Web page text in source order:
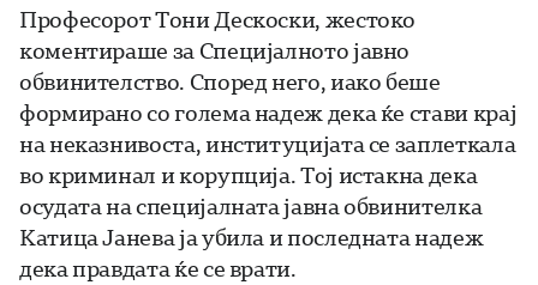
Професорот Тони Дескоски, жестоко
коментираше за Специјалното јавно
обвинителство. Според него, иако беше
формирано со голема надеж дека ќе стави крај
на неказнивоста, институцијата се заплеткала
во криминал и корупција. Тој истакна дека
осудата на специјалната јавна обвинителка
Катица Јанева ја убила и последната надеж
дека правдата ќе се врати.